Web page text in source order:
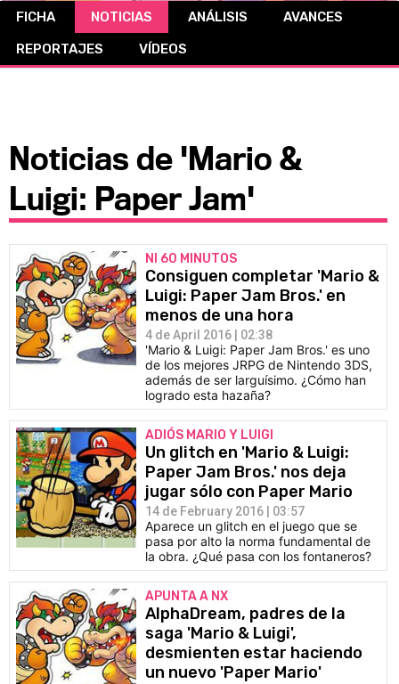
CÓMICS
FICHA NOTICIAS ANÁLISIS
AVANCES
REPORTAJES
VÍDEOS
Noticias de 'Mario &
Luigi: Paper Jam'
NI 60 MINUTOS
Consiguen completar 'Mario &
Luigi: Paper Jam Bros.' en
menos de una hora
4 de April 2016 | 02:38
'Mario & Luigi: Paper Jam Bros.' es uno
de los mejores JRPG de Nintendo 3DS,
además de ser larguísimo. ¿Cómo han
logrado esta hazaña?
ADIÓS MARIO Y LUIGI
Un glitch en 'Mario & Luigi:
Paper Jam Bros.' nos deja
jugar sólo con Paper Mario
14 de February 2016 | 03:57
Aparece un glitch en el juego que se
pasa por alto la norma fundamental de
la obra. ¿Qué pasa con los fontaneros?
APUNTA A NX
AlphaDream, padres de la
saga 'Mario & Luigi',
desmienten estar haciendo
un nuevo 'Paper Mario'